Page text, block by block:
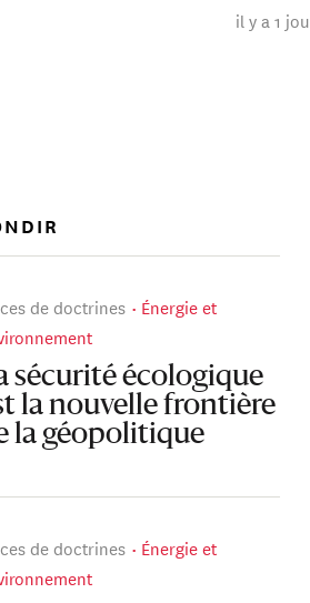
il y a 1
de doctrines
Énergie et
sécurité écologique
la nouvelle frontière
la géopolitique
de doctrines
Énergie et